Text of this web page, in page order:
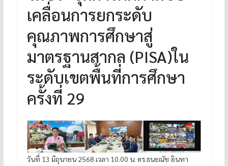
เคลื่อนการยกระดับ
คุณภาพการศึกษาสู่
มาตรฐานสากล (PISA)ใน
ระดับเขตพื้นที่การศึกษา
ครั้งที่ 29
วันที่ 13 มิถุนายน 2568 เวลา 10.00 น. ดร.ธนะณัช อินทา